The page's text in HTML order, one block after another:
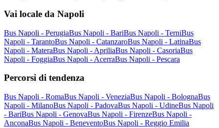
Vai locale da Napoli
Bus Napoli - PerugiaBus Napoli - BariBus Napoli - TerniBus
Napoli - TarantoBus Napoli - CatanzaroBus Napoli - LatinaBus
Napoli - MateraBus Napoli - ApriliaBus Napoli - CasoriaBus
Napoli - FoggiaBus Napoli - AcerraBus Napoli - Pescara
Percorsi di tendenza
Bus Napoli - RomaBus Napoli - VeneziaBus Napoli - BolognaBus
Napoli - MilanoBus Napoli - PadovaBus Napoli - UdineBus Napoli
- BariBus Napoli - GenovaBus Napoli - FirenzeBus Napoli -
AnconaBus Napoli - BeneventoBus Napoli - Reggio Emilia